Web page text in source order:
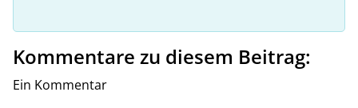
Kommentare zu diesem Beitrag:
Ein Kommentar